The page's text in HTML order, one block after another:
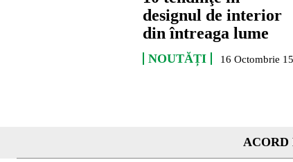
designul de interior
din întreaga lume
NOUTĂȚI 16 Octombrie 15